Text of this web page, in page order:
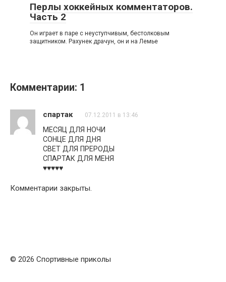
Перлы хоккейных комментаторов.
Часть 2
Он играет в паре с неуступчивым, бестолковым
защитником. Рахунек драчун, он и на Лемье
Комментарии: 1
спартак 07.12.2011 в 13:46
МЕСЯЦ ДЛЯ НОЧИ
СОНЦЕ ДЛЯ ДНЯ
СВЕТ ДЛЯ ПРЕРОДЫ
СПАРТАК ДЛЯ МЕНЯ
♥♥♥♥♥
Комментарии закрыты.
© 2026 Спортивные приколы